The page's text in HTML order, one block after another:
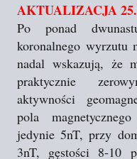
AKTUALIZACJA
Po ponad
koronalnego wyrzutu
nadal wskazują, że
praktycznie
aktywności
pola
jedynie 5nT, przy
3nT, gęstości 8-10